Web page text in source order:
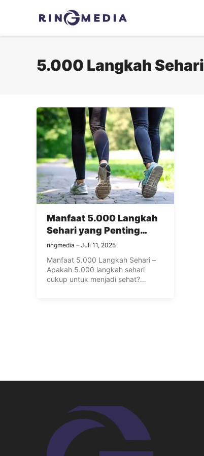
5.000 Langkah Sehari
Manfaat 5.000 Langkah
Sehari yang Penting
Untuk Tubuh
ringmedia Juli 11, 2025
Manfaat 5.000 Langkah Sehari –
Apakah 5.000 langkah sehari
cukup untuk menjadi sehat?